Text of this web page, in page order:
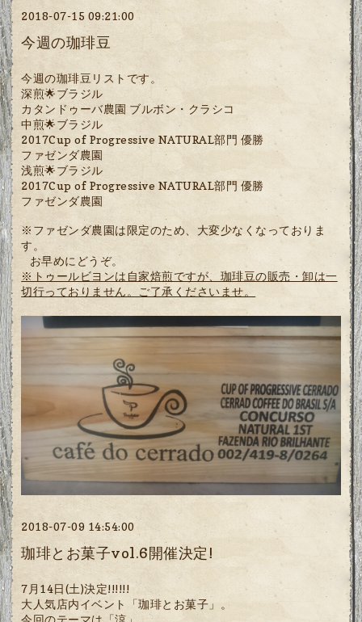
2018-07-15 09:21:00
今週の珈琲豆
今週の珈琲豆リストです。
深煎🌟ブラジル
カタンドゥーバ農園 ブルボン・クラシコ
中煎🌟ブラジル
2017Cup of Progressive NATURAL部門 優勝
ファゼンダ農園
浅煎🌟ブラジル
2017Cup of Progressive NATURAL部門 優勝
ファゼンダ農園
※ファゼンダ農園は限定のため、大変少なくなっておりま
す。
お早めにどうぞ。
※トゥールビヨンは自家焙煎ですが、珈琲豆の販売・卸は一
切行っておりません。ご了承くださいませ。
2018-07-09 14:54:00
珈琲とお菓子vol.6開催決定!
7月14日(土)決定!!!!!!
大人気店内イベント「珈琲とお菓子」。